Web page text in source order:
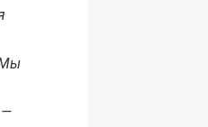
Мы
—